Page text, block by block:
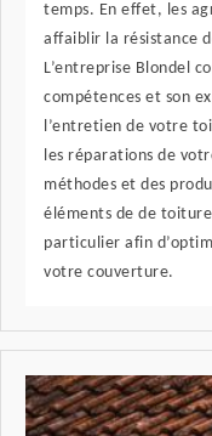
temps. En effet, les
affaiblir la résistance
L’entreprise Blondel
compétences et son
l’entretien de votre
les réparations de
méthodes et des
éléments de de
particulier afin
votre couverture.